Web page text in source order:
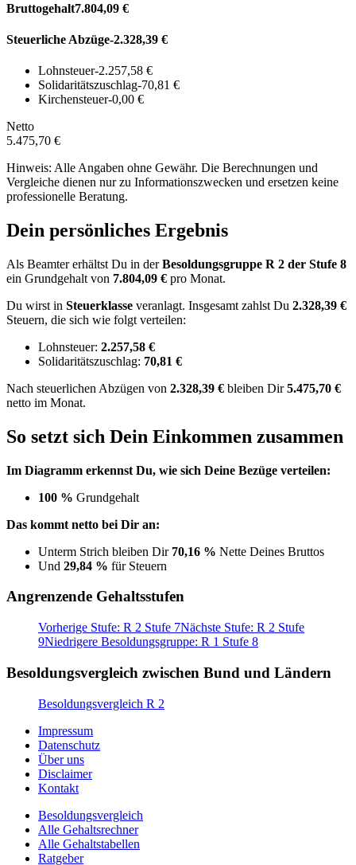
Bruttogehalt7.804,09 €
Steuerliche Abzüge-2.328,39 €
Lohnsteuer-2.257,58 €
Solidaritätszuschlag-70,81 €
Kirchensteuer-0,00 €
Netto
5.475,70 €
Hinweis: Alle Angaben ohne Gewähr. Die Berechnungen und
Vergleiche dienen nur zu Informationszwecken und ersetzen keine
professionelle Beratung.
Dein persönliches Ergebnis
Als Beamter erhältst Du in derBesoldungsgruppe R 2 der Stufe 8
ein Grundgehalt von 7.804,09 € pro Monat.
Du wirst in Steuerklasse veranlagt. Insgesamt zahlst Du 2.328,39 €
Steuern, die sich wie folgt verteilen:
Lohnsteuer: 2.257,58 €
Solidaritätszuschlag: 70,81 €
Nach steuerlichen Abzügen von 2.328,39 € bleiben Dir5.475,70 €
netto im Monat.
So setzt sich Dein Einkommen zusammen
Im Diagramm erkennst Du, wie sich Deine Bezüge verteilen:
100 % Grundgehalt
Das kommt netto bei Dir an:
Unterm Strich bleiben Dir 70,16 % Nette Deines Bruttos
Und 29,84 % für Steuern
Angrenzende Gehaltsstufen
Vorherige Stufe: R 2 Stufe 7Nächste Stufe: R 2 Stufe
9Niedrigere Besoldungsgruppe: R 1 Stufe 8
Besoldungsvergleich zwischen Bund und Ländern
Besoldungsvergleich R 2
Impressum
Datenschutz
Über uns
Disclaimer
Kontakt
Besoldungsvergleich
Alle Gehaltsrechner
Alle Gehaltstabellen
Ratgeber